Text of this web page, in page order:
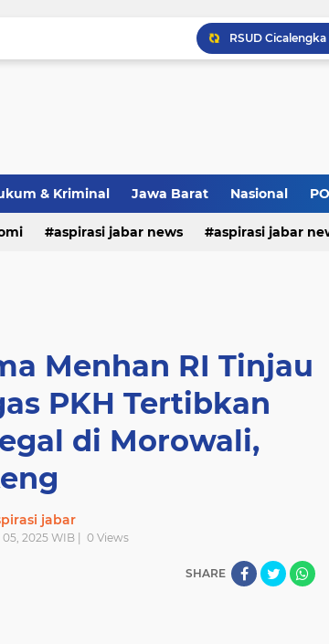
& Kriminal Jawa Barat Nasional
aspirasi jabar news aspirasi jabar
Menhan RI Tinjau
PKH Tertibkan
di Morowali,
jabar
2025 WIB | 0Views
SHARE